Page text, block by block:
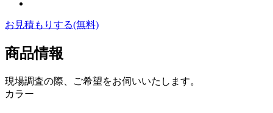
お見積もりする(無料)
商品情報
現場調査の際、ご希望をお伺いいたします。
カラー